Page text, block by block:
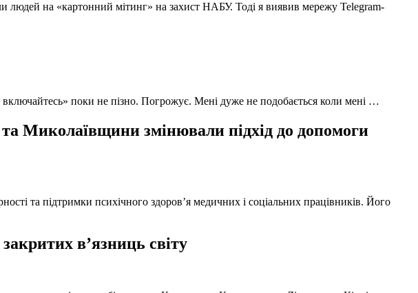
людей на «картонний мітинг» на захист НАБУ. Тоді я виявив мережу Telegram-
поки не пізно. Погрожує. Мені дуже не подобається коли мені …
Миколаївщини змінювали підхід до допомоги
та підтримки психічного здоров’я медичних і соціальних працівників. Його
в’язниць світу